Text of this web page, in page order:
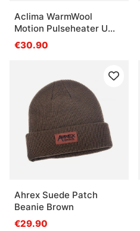
Aclima WarmWool
Motion Pulseheater U
Black Motion
€30.90
Ahrex Suede Patch
Beanie Brown
€29.90